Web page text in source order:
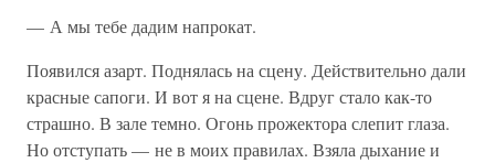
— А мы тебе дадим напрокат.
Появился азарт. Поднялась на сцену. Действительно дали
красные сапоги. И вот я на сцене. Вдруг стало как-то
страшно. В зале темно. Огонь прожектора слепит глаза.
Но отступать — не в моих правилах. Взяла дыхание и